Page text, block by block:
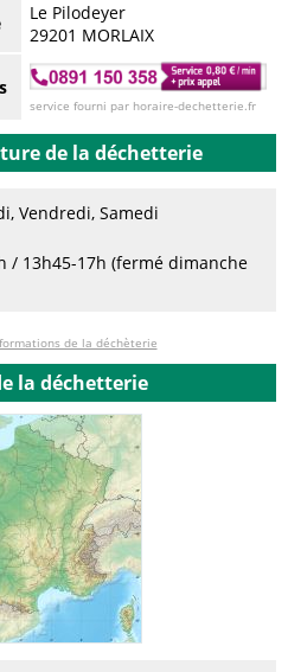
Le Pilodeyer
29201 MORLAIX
service fourni par horaire-dechetterie.fr
de la déchetterie
Vendredi, Samedi
/ 13h45-17h (fermé dimanche
de la déchèterie
la déchetterie